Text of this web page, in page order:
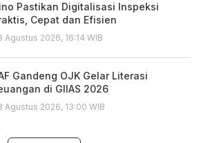
Pastikan Digitalisasi Inspeksi
Cepat dan Efisien
Agustus 2026, 16:14 WIB
Gandeng OJK Gelar Literasi
di GIIAS 2026
Agustus 2026, 13:00 WIB